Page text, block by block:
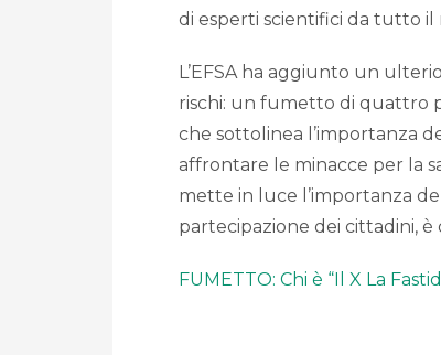
di esperti scientifici da tutto il
L’EFSA ha aggiunto un
rischi: un fumetto di quattro
che sottolinea l’importanza
affrontare le minacce per la
mette in luce l’importanza
partecipazione dei cittadini, è
FUMETTO: Chi è “Il X La